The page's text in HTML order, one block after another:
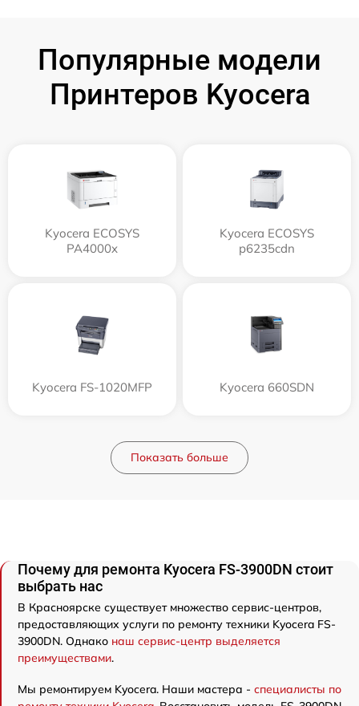
Популярные модели
Принтеров Kyocera
Kyocera ECOSYS
PA4000x
Kyocera ECOSYS
p6235cdn
Kyocera FS-1020MFP Kyocera 660SDN
Показать больше
Почему для ремонта Kyocera FS-3900DN стоит
выбрать нас
В Красноярске существует множество сервис-центров,
предоставляющих услуги по ремонту техники Kyocera FS-
3900DN. Однако наш сервис-центр выделяется
преимуществами.
Мы ремонтируем Kyocera. Наши мастера - специалисты по